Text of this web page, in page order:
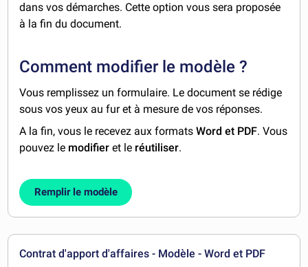
dans vos démarches. Cette option vous sera proposée
à la fin du document.
Comment modifier le modèle ?
Vous remplissez un formulaire. Le document se rédige
sous vos yeux au fur et à mesure de vos réponses.
A la fin, vous le recevez aux formatsWord et PDF. Vous
pouvez le modifier et le réutiliser.
Remplir le modèle
Contrat d'apport d'affaires - Modèle - Word et PDF